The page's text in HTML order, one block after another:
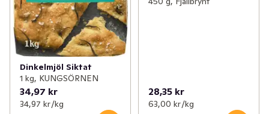
Dinkelmjöl Siktat
1 kg, KUNGSÖRNEN
34,97 kr
34,97 kr /kg
28,35 kr
63,00 kr /kg